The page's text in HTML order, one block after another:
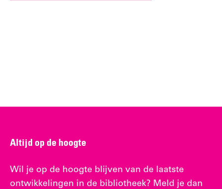
Altijd op de hoogte
Wil je op de hoogte blijven van de laatste
ontwikkelingen in de bibliotheek? Meld je dan